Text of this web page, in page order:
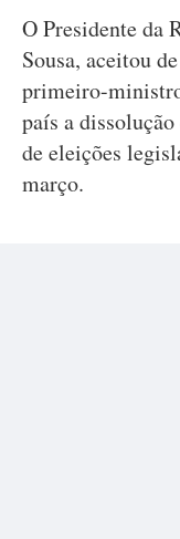
O Presidente da
Sousa, aceitou
primeiro-
país a
de eleições
março.